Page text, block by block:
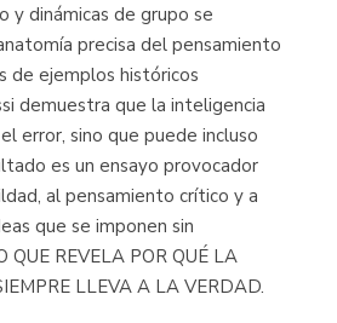
y dinámicas de grupo se
precisa del pensamiento
de ejemplos históricos
demuestra que la inteligencia
error, sino que puede incluso
es un ensayo provocador
al pensamiento crítico y a
que se imponen sin
QUE REVELA POR QUÉ LA
LLEVA A LA VERDAD.